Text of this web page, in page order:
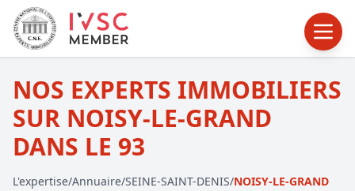
NOS EXPERTS IMMOBILIERS
SUR NOISY-LE-GRAND
DANS LE 93
L'expertise/Annuaire/SEINE-SAINT-DENIS/NOISY-LE-GRAND